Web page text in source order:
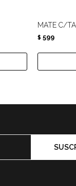
MATE C/
$ 599